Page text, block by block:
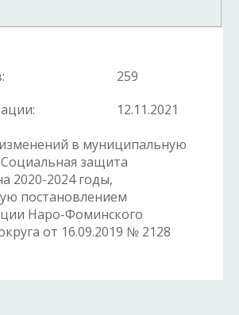
259
12.11.2021
в муниципальную
защита
2020-2024 годы,
постановлением
Наро-Фоминского
от 16.09.2019 № 2128